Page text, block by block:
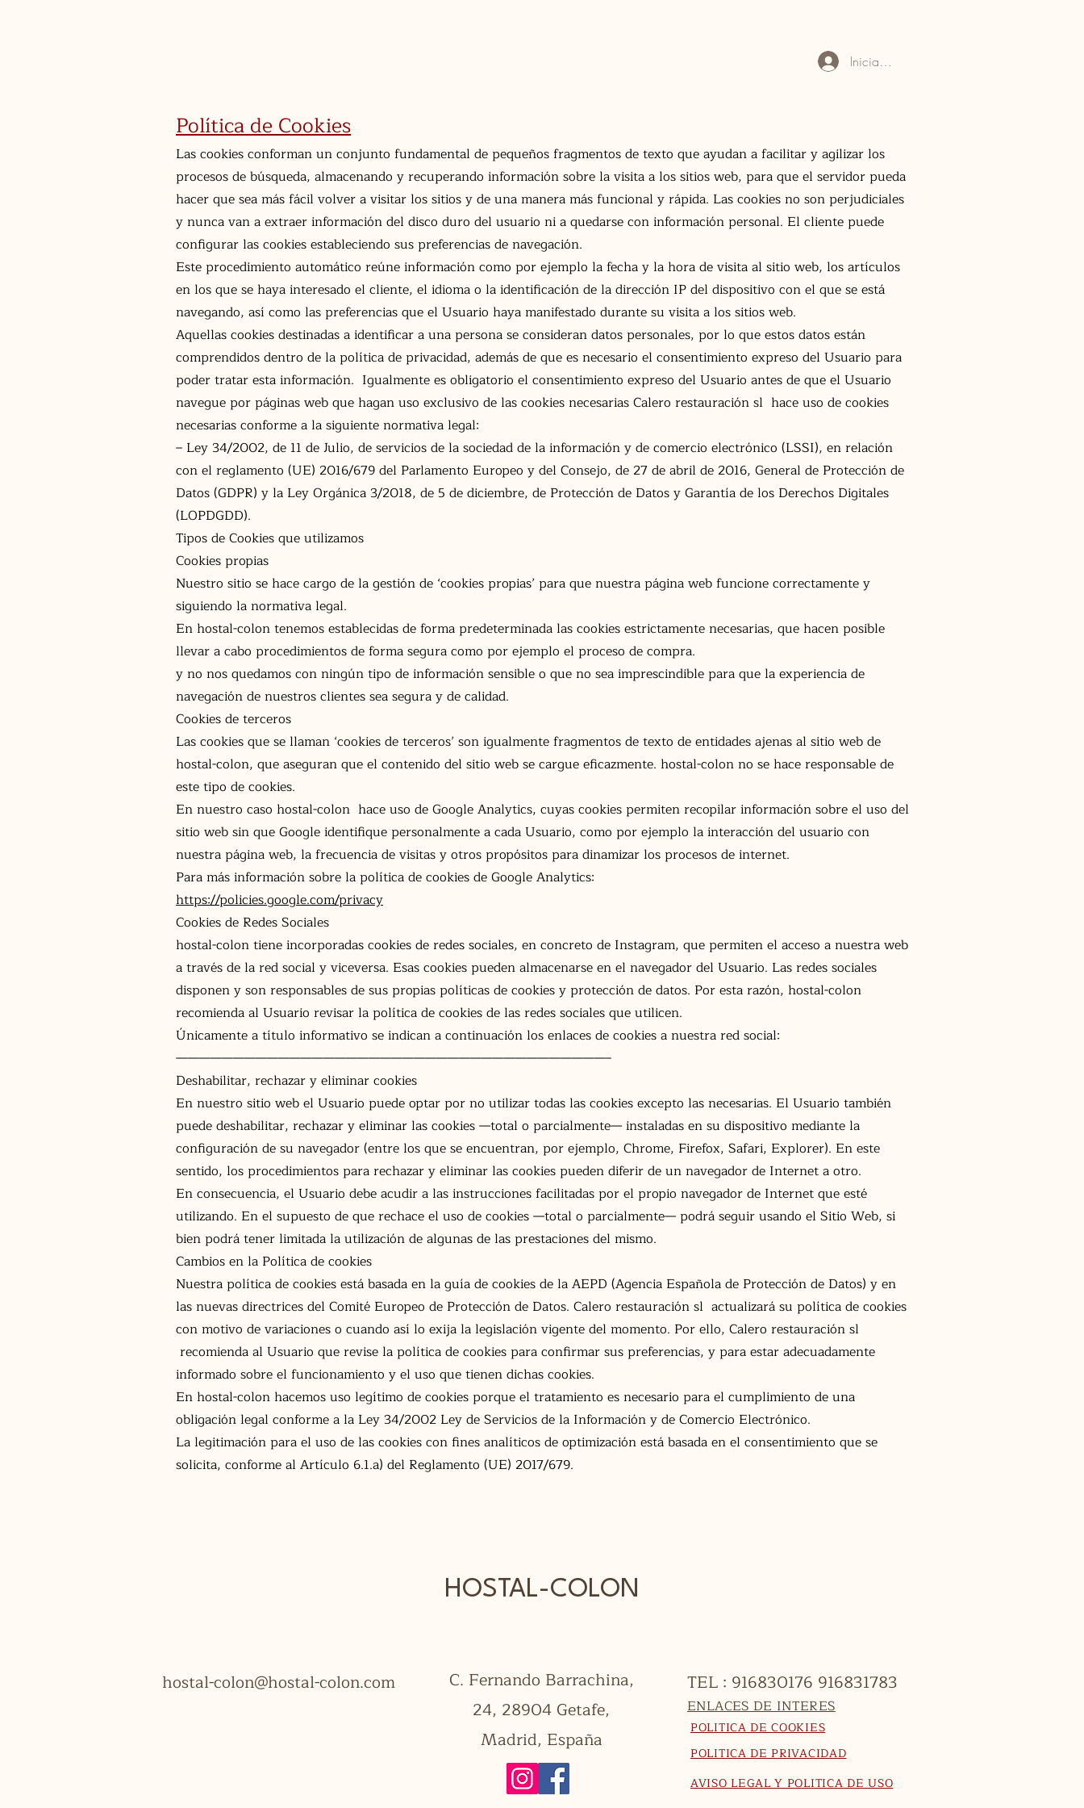
Iniciar sesión
Política de Cookies
Las cookies conforman un conjunto fundamental de pequeños fragmentos de texto que ayudan a facilitar y agilizar los
procesos de búsqueda, almacenando y recuperando información sobre la visita a los sitios web, para que el servidor pueda
hacer que sea más fácil volver a visitar los sitios y de una manera más funcional y rápida. Las cookies no son perjudiciales
y nunca van a extraer información del disco duro del usuario ni a quedarse con información personal. El cliente puede
configurar las cookies estableciendo sus preferencias de navegación.
Este procedimiento automático reúne información como por ejemplo la fecha y la hora de visita al sitio web, los artículos
en los que se haya interesado el cliente, el idioma o la identificación de la dirección IP del dispositivo con el que se está
navegando, así como las preferencias que el Usuario haya manifestado durante su visita a los sitios web.
Aquellas cookies destinadas a identificar a una persona se consideran datos personales, por lo que estos datos están
comprendidos dentro de la política de privacidad, además de que es necesario el consentimiento expreso del Usuario para
poder tratar esta información. Igualmente es obligatorio el consentimiento expreso del Usuario antes de que el Usuario
navegue por páginas web que hagan uso exclusivo de las cookies necesarias Calero restauración sl hace uso de cookies
necesarias conforme a la siguiente normativa legal:
– Ley 34/2002, de 11 de Julio, de servicios de la sociedad de la información y de comercio electrónico (LSSI), en relación
con el reglamento (UE) 2016/679 del Parlamento Europeo y del Consejo, de 27 de abril de 2016, General de Protección de
Datos (GDPR) y la Ley Orgánica 3/2018, de 5 de diciembre, de Protección de Datos y Garantía de los Derechos Digitales
(LOPDGDD).
Tipos de Cookies que utilizamos
Cookies propias
Nuestro sitio se hace cargo de la gestión de ‘cookies propias’ para que nuestra página web funcione correctamente y
siguiendo la normativa legal.
En hostal-colon tenemos establecidas de forma predeterminada las cookies estrictamente necesarias, que hacen posible
llevar a cabo procedimientos de forma segura como por ejemplo el proceso de compra.
y no nos quedamos con ningún tipo de información sensible o que no sea imprescindible para que la experiencia de
navegación de nuestros clientes sea segura y de calidad.
Cookies de terceros
Las cookies que se llaman ‘cookies de terceros’ son igualmente fragmentos de texto de entidades ajenas al sitio web de
hostal-colon, que aseguran que el contenido del sitio web se cargue eficazmente. hostal-colon no se hace responsable de
este tipo de cookies.
En nuestro caso hostal-colon hace uso de Google Analytics, cuyas cookies permiten recopilar información sobre el uso del
sitio web sin que Google identifique personalmente a cada Usuario, como por ejemplo la interacción del usuario con
nuestra página web, la frecuencia de visitas y otros propósitos para dinamizar los procesos de internet.
Para más información sobre la política de cookies de Google Analytics:
https://policies.google.com/privacy
Cookies de Redes Sociales
hostal-colon tiene incorporadas cookies de redes sociales, en concreto de Instagram, que permiten el acceso a nuestra web
a través de la red social y viceversa. Esas cookies pueden almacenarse en el navegador del Usuario. Las redes sociales
disponen y son responsables de sus propias políticas de cookies y protección de datos. Por esta razón, hostal-colon
recomienda al Usuario revisar la política de cookies de las redes sociales que utilicen.
Únicamente a título informativo se indican a continuación los enlaces de cookies a nuestra red social:
——————————————————————————————————————–
Deshabilitar, rechazar y eliminar cookies
En nuestro sitio web el Usuario puede optar por no utilizar todas las cookies excepto las necesarias. El Usuario también
puede deshabilitar, rechazar y eliminar las cookies —total o parcialmente— instaladas en su dispositivo mediante la
configuración de su navegador (entre los que se encuentran, por ejemplo, Chrome, Firefox, Safari, Explorer). En este
sentido, los procedimientos para rechazar y eliminar las cookies pueden diferir de un navegador de Internet a otro.
En consecuencia, el Usuario debe acudir a las instrucciones facilitadas por el propio navegador de Internet que esté
utilizando. En el supuesto de que rechace el uso de cookies —total o parcialmente— podrá seguir usando el Sitio Web, si
bien podrá tener limitada la utilización de algunas de las prestaciones del mismo.
Cambios en la Política de cookies
Nuestra política de cookies está basada en la guía de cookies de la AEPD (Agencia Española de Protección de Datos) y en
las nuevas directrices del Comité Europeo de Protección de Datos. Calero restauración sl actualizará su política de cookies
con motivo de variaciones o cuando así lo exija la legislación vigente del momento. Por ello, Calero restauración sl
recomienda al Usuario que revise la política de cookies para confirmar sus preferencias, y para estar adecuadamente
informado sobre el funcionamiento y el uso que tienen dichas cookies.
En hostal-colon hacemos uso legítimo de cookies porque el tratamiento es necesario para el cumplimiento de una
obligación legal conforme a la Ley 34/2002 Ley de Servicios de la Información y de Comercio Electrónico.
La legitimación para el uso de las cookies con fines analíticos de optimización está basada en el consentimiento que se
solicita, conforme al Artículo 6.1.a) del Reglamento (UE) 2017/679.
HOSTAL-COLON
hostal-colon@hostal-colon.com
C. Fernando Barrachina,
24, 28904 Getafe,
Madrid, España
TEL : 916830176 916831783
ENLACES DE INTERES
POLITICA DE COOKIES
POLITICA DE PRIVACIDAD
AVISO LEGAL Y POLITICA DE USO